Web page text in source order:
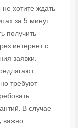
хотите ждать
за 5 минут
получить
интернет с
заявки.
требуют
В случае
важно